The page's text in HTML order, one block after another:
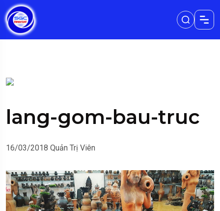
lang-gom-bau-truc
16/03/2018 Quản Trị Viên